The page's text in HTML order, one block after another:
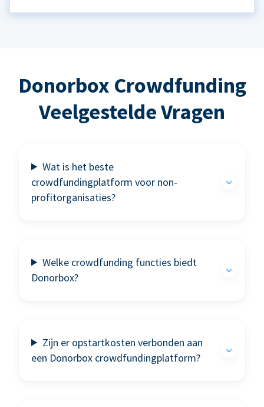
Donorbox Crowdfunding
Veelgestelde Vragen
Wat is het beste
crowdfundingplatform voor non-
profitorganisaties?
Welke crowdfunding functies biedt
Donorbox?
Zijn er opstartkosten verbonden aan
een Donorbox crowdfundingplatform?